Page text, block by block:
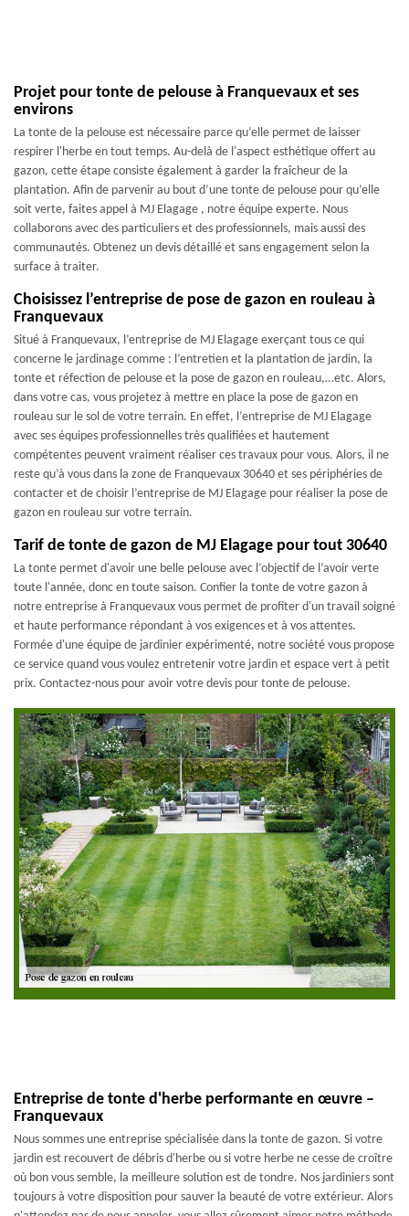
Projet pour tonte de pelouse à Franquevaux et ses
environs
La tonte de la pelouse est nécessaire parce qu’elle permet de laisser
respirer l'herbe en tout temps. Au-delà de l'aspect esthétique offert au
gazon, cette étape consiste également à garder la fraîcheur de la
plantation. Afin de parvenir au bout d’une tonte de pelouse pour qu’elle
soit verte, faites appel à MJ Elagage , notre équipe experte. Nous
collaborons avec des particuliers et des professionnels, mais aussi des
communautés. Obtenez un devis détaillé et sans engagement selon la
surface à traiter.
Choisissez l’entreprise de pose de gazon en rouleau à
Franquevaux
Situé à Franquevaux, l’entreprise de MJ Elagage exerçant tous ce qui
concerne le jardinage comme : l’entretien et la plantation de jardin, la
tonte et réfection de pelouse et la pose de gazon en rouleau,…etc. Alors,
dans votre cas, vous projetez à mettre en place la pose de gazon en
rouleau sur le sol de votre terrain. En effet, l’entreprise de MJ Elagage
avec ses équipes professionnelles très qualifiées et hautement
compétentes peuvent vraiment réaliser ces travaux pour vous. Alors, il ne
reste qu’à vous dans la zone de Franquevaux 30640 et ses périphéries de
contacter et de choisir l’entreprise de MJ Elagage pour réaliser la pose de
gazon en rouleau sur votre terrain.
Tarif de tonte de gazon de MJ Elagage pour tout 30640
La tonte permet d'avoir une belle pelouse avec l’objectif de l’avoir verte
toute l'année, donc en toute saison. Confier la tonte de votre gazon à
notre entreprise à Franquevaux vous permet de profiter d'un travail soigné
et haute performance répondant à vos exigences et à vos attentes.
Formée d'une équipe de jardinier expérimenté, notre société vous propose
ce service quand vous voulez entretenir votre jardin et espace vert à petit
prix. Contactez-nous pour avoir votre devis pour tonte de pelouse.
Entreprise de tonte d'herbe performante en œuvre –
Franquevaux
Nous sommes une entreprise spécialisée dans la tonte de gazon. Si votre
jardin est recouvert de débris d'herbe ou si votre herbe ne cesse de croître
où bon vous semble, la meilleure solution est de tondre. Nos jardiniers sont
toujours à votre disposition pour sauver la beauté de votre extérieur. Alors